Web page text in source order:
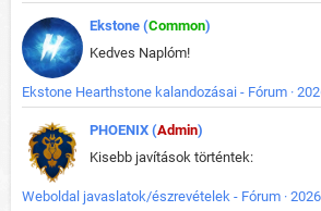
Ekstone (Common)
Kedves Naplóm!
Ekstone Hearthstone kalandozásai - Fórum ·
PHOENIX (Admin)
Kisebb javítások történtek:
Weboldal javaslatok/észrevételek - Fórum ·